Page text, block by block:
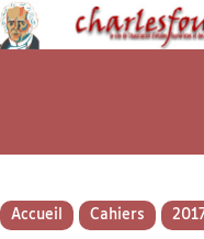
Accueil Cahiers